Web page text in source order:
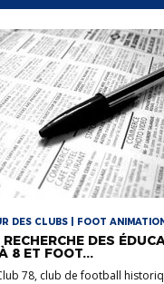
DES CLUBS | FOOT
DES
8 ET FOOT...
78, club de football